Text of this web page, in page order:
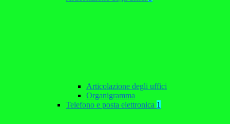
Articolazione degli uffici
Organigramma
Telefono e posta elettronica 1